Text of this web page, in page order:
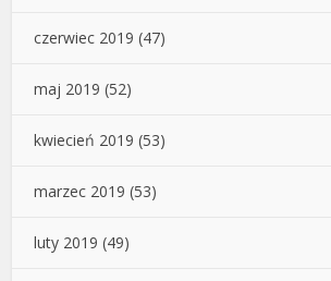
czerwiec 2019 (47)
maj 2019 (52)
kwiecień 2019 (53)
marzec 2019 (53)
luty 2019 (49)